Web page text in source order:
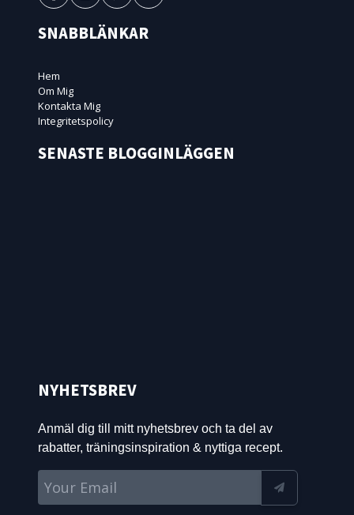
SNABBLÄNKAR
Hem
Om Mig
Kontakta Mig
Integritetspolicy
SENASTE BLOGGINLÄGGEN
NYHETSBREV
Anmäl dig till mitt nyhetsbrev och ta del av
rabatter, träningsinspiration & nyttiga recept.